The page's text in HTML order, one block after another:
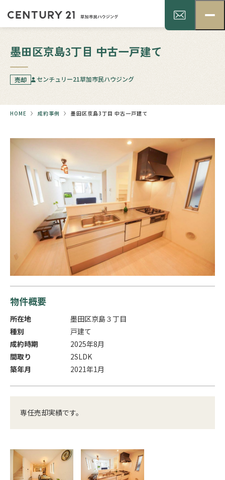
墨田区京島3丁目 中古一戸建て
売却 センチュリー21草加市民ハウジング
HOME 成約事例 墨田区京島3丁目 中古一戸建て
物件概要
所在地
墨田区京島３丁目
種別
戸建て
成約時期
2025年8月
間取り
2SLDK
築年月
2021年1月
専任売却実績です。